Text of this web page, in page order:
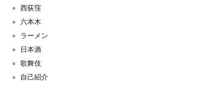
西荻窪
六本木
ラーメン
日本酒
歌舞伎
自己紹介